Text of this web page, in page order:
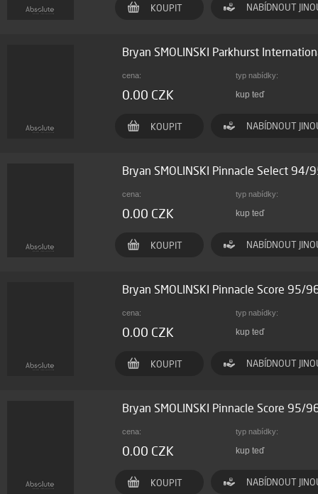
KOUPIT NABÍDNOUT
Bryan SMOLINSKI Parkhurst
cena: typ nabídky:
0.00 CZK kup teď
KOUPIT NABÍDNOUT
Bryan SMOLINSKI Pinnacle Select
cena: typ nabídky:
0.00 CZK kup teď
KOUPIT NABÍDNOUT
Bryan SMOLINSKI Pinnacle Score 95/
cena: typ nabídky:
0.00 CZK kup teď
KOUPIT NABÍDNOUT
Bryan SMOLINSKI Pinnacle Score 95/
cena: typ nabídky:
0.00 CZK kup teď
KOUPIT NABÍDNOUT